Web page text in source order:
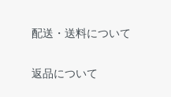
配送・送料について
返品について